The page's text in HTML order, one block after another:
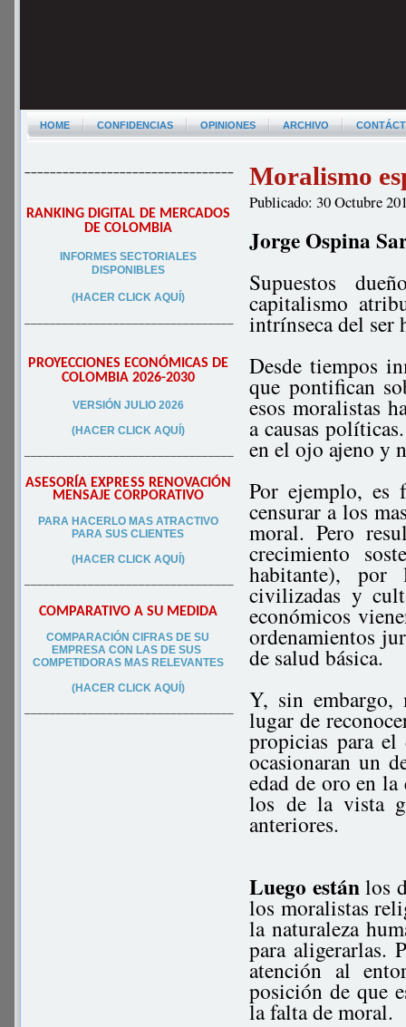
HOME CONFIDENCIAS OPINIONES ARCHIVO
–––––––––––––––––––––––––––––––––
RANKING DIGITAL DE MERCADOS
DE COLOMBIA
INFORMES SECTORIALES
DISPONIBLES
(HACER CLICK AQUÍ)
–––––––––––––––––––––––––––––––––
PROYECCIONES ECONÓMICAS DE
COLOMBIA 2026-2030
VERSIÓN JULIO 2026
(HACER CLICK AQUÍ)
–––––––––––––––––––––––––––––––––
ASESORÍA EXPRESS RENOVACIÓN
MENSAJE CORPORATIVO
PARA HACERLO MAS ATRACTIVO
PARA SUS CLIENTES
(HACER CLICK AQUÍ)
–––––––––––––––––––––––––––––––––
COMPARATIVO A SU MEDIDA
COMPARACIÓN CIFRAS DE SU
EMPRESA CON LAS DE SUS
COMPETIDORAS MAS RELEVANTES
(HACER CLICK AQUÍ)
–––––––––––––––––––––––––––––––––
Moralismo
Publicado: 30 Octubre
Jorge Ospina
Supuestos
capitalismo
intrínseca del ser
Desde tiempos
que pontifican
esos moralistas
a causas
en el ojo ajeno y
Por ejemplo, es
censurar a los
moral. Pero
crecimiento
habitante), por
civilizadas y
económicos
ordenamientos
de salud básica.
Y, sin embargo,
lugar de
propicias para
ocasionaran un
edad de oro en
los de la vista
anteriores.
Luego estánlos
los moralistas
la naturaleza
para aligerarlas.
atención al
posición de que
la falta de moral.